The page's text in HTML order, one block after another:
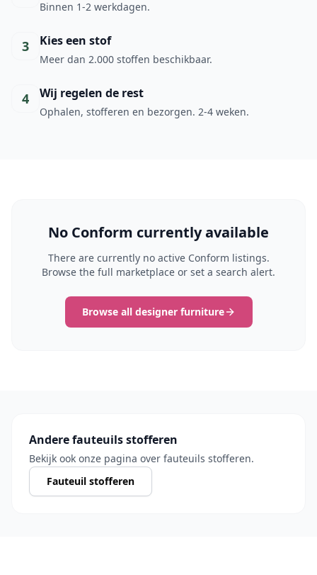
Binnen 1-2 werkdagen.
3 Kies een stof
Meer dan 2.000 stoffen beschikbaar.
4 Wij regelen de rest
Ophalen, stofferen en bezorgen. 2-4 weken.
No Conform currently available
There are currently no active Conform listings.
Browse the full marketplace or set a search alert.
Browse all designer furniture
Andere fauteuils stofferen
Bekijk ook onze pagina over fauteuils stofferen.
Fauteuil stofferen